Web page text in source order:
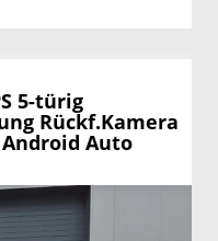
5-türig
Rückf.Kamera
Android Auto